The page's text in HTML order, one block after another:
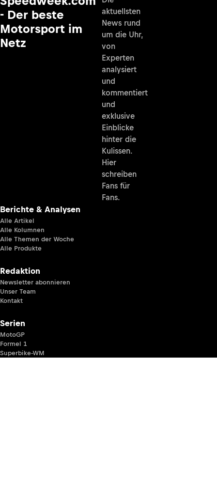
- Der beste
Motorsport im
Netz
aktuellsten
News rund
um die Uhr,
von
Experten
analysiert
und
kommentiert
und
exklusive
Einblicke
hinter die
Kulissen.
Hier
schreiben
Fans für
Fans.
Berichte & Analysen
Alle Artikel
Alle Kolumnen
Alle Themen der Woche
Alle Produkte
Redaktion
Newsletter abonnieren
Unser Team
Kontakt
Serien
MotoGP
Formel 1
Superbike-WM